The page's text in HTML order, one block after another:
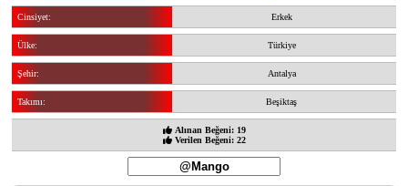
Cinsiyet: Erkek
Ülke: Türkiye
Şehir: Antalya
Takımı: Beşiktaş
Alınan Beğeni: 19
Verilen Beğeni: 22